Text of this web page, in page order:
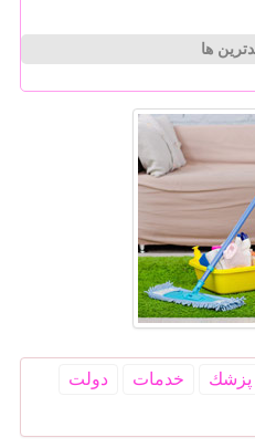
ها
پزشك خدمات
دولت